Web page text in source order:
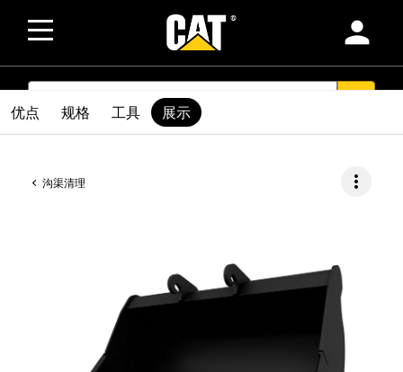
person
SEARCH
沟渠清理 more_vert
优点 规格 工具 展示